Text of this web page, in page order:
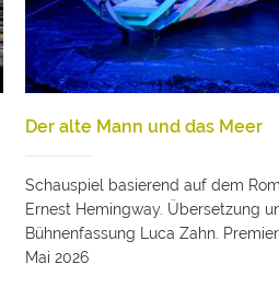
Der alte Mann und das Meer
Schauspiel basierend auf dem
Ernest Hemingway. Übersetzung
Bühnenfassung Luca Zahn.
Mai 2026